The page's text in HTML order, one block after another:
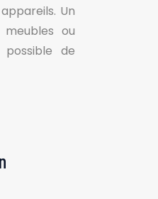
Un
ou
possible de